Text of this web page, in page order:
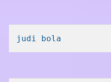
judi bola